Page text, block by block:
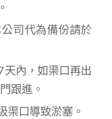
司代為備份請於
天內，如渠口再出
跟進。
渠口導致淤塞。